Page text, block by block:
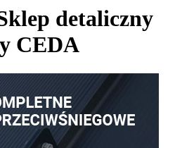
detaliczny
CEDA